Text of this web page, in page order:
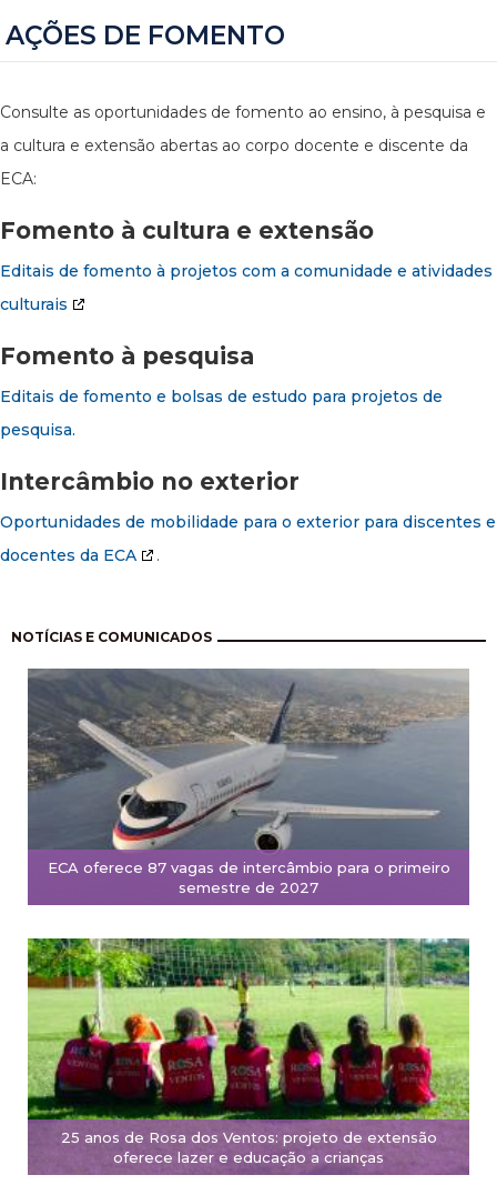
AÇÕES DE FOMENTO
Consulte as oportunidades de fomento ao ensino, à pesquisa e
a cultura e extensão abertas ao corpo docente e discente da
ECA:
Fomento à cultura e extensão
Editais de fomento à projetos com a comunidade e atividades
culturais
Fomento à pesquisa
Editais de fomento e bolsas de estudo para projetos de
pesquisa.
Intercâmbio no exterior
Oportunidades de mobilidade para o exterior para discentes e
docentes da ECA
.
NOTÍCIAS E COMUNICADOS
ECA oferece 87 vagas de intercâmbio para o primeiro
semestre de 2027
25 anos de Rosa dos Ventos: projeto de extensão
oferece lazer e educação a crianças
Paginação